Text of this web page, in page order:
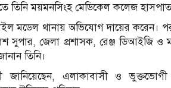
তিনি ময়মনসিংহ মেডিকেল কলেজ
মডেল থানায় অভিযোগ দায়ের করেন।
সুপার, জেলা প্রশাসক, রেঞ্জ ডিআইজি ও
তিনি।
জানিয়েছেন, এলাকাবাসী ও